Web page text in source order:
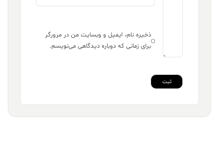
ذخیره نام، ایمیل و وبسایت من در مرورگر
برای زمانی که دوباره دیدگاهی می‌نویسم.